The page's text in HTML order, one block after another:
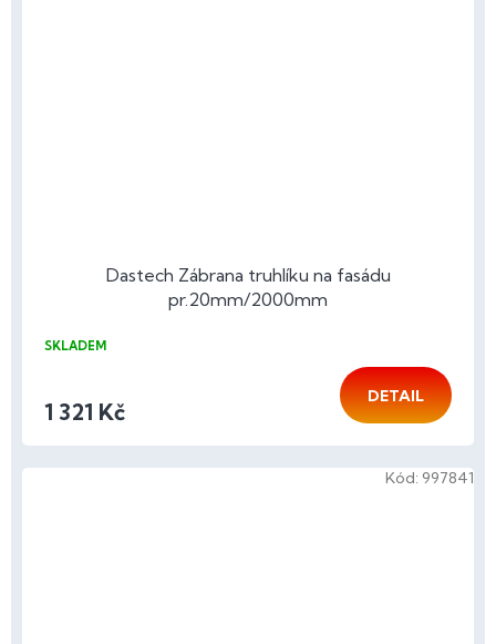
Dastech Zábrana truhlíku na fasádu
pr.20mm/2000mm
SKLADEM
1 321 Kč
DETAIL
Kód: 997841